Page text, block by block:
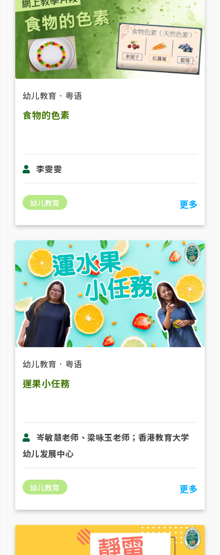
幼儿教育 ． 粤语
食物的色素
李雯雯
幼儿教育 更多
幼儿教育 ． 粤语
運果小任務
岑敏慧老师、梁咏玉老师；香港教育大学
幼儿发展中心
幼儿教育 更多